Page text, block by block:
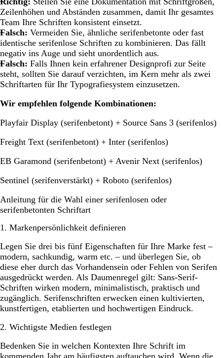
Zeilenhöhen und Abständen zusammen, damit Ihr gesamtes
Team Ihre Schriften konsistent einsetzt.
Falsch: Vermeiden Sie, ähnliche serifenbetonte oder fast
identische serifenlose Schriften zu kombinieren. Das fällt
negativ ins Auge und sieht unordentlich aus.
Falsch: Falls Ihnen kein erfahrener Designprofi zur Seite
steht, sollten Sie darauf verzichten, im Kern mehr als zwei
Schriftarten für Ihr Typografiesystem einzusetzen.
Wir empfehlen folgende Kombinationen:
Playfair Display (serifenbetont) + Source Sans 3 (serifenlos)
Freight Text (serifenbetont) + Inter (serifenlos)
EB Garamond (serifenbetont) + Avenir Next (serifenlos)
Sentinel (serifenverstärkt) + Roboto (serifenlos)
Anleitung für die Wahl einer serifenlosen oder
serifenbetonten Schriftart
1. Markenpersönlichkeit definieren
Legen Sie drei bis fünf Eigenschaften für Ihre Marke fest –
modern, sachkundig, warm etc. – und überlegen Sie, ob
diese eher durch das Vorhandensein oder Fehlen von Serifen
ausgedrückt werden. Als Daumenregel gilt: Sans-Serif-
Schriften wirken modern, minimalistisch, praktisch und
zugänglich. Serifenschriften erwecken einen kultivierten,
kunstfertigen, etablierten und hochwertigen Eindruck.
2. Wichtigste Medien festlegen
Bedenken Sie in welchen Kontexten Ihre Schrift im